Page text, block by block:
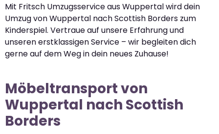
Mit Fritsch Umzugsservice aus Wuppertal wird dein
Umzug von Wuppertal nach Scottish Borders zum
Kinderspiel. Vertraue auf unsere Erfahrung und
unseren erstklassigen Service – wir begleiten dich
gerne auf dem Weg in dein neues Zuhause!
Möbeltransport von
Wuppertal nach Scottish
Borders